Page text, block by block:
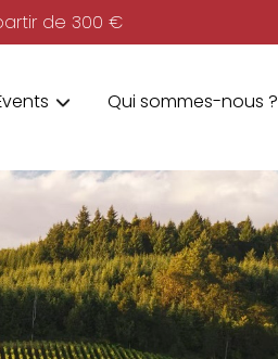
de 300 €
Qui sommes-nous ?